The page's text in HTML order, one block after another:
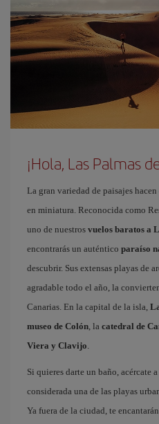
¡Hola, Las Palmas
La gran variedad de paisajes hacen
en miniatura. Reconocida como
uno de nuestros vuelos baratos a
encontrarás un auténtico paraíso
descubrir. Sus extensas playas de
agradable todo el año, la
Canarias. En la capital de la isla,
museo de Colón, la catedral de
Viera y Clavijo.
Si quieres darte un baño, acércate
considerada una de las playas
Ya fuera de la ciudad, te